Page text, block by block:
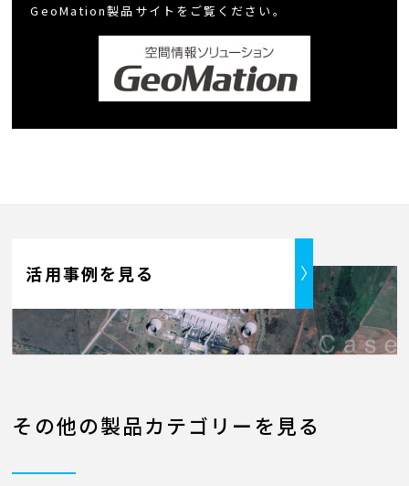
GeoMation製品サイトをご覧ください。
活用事例を見る
その他の製品カテゴリーを見る